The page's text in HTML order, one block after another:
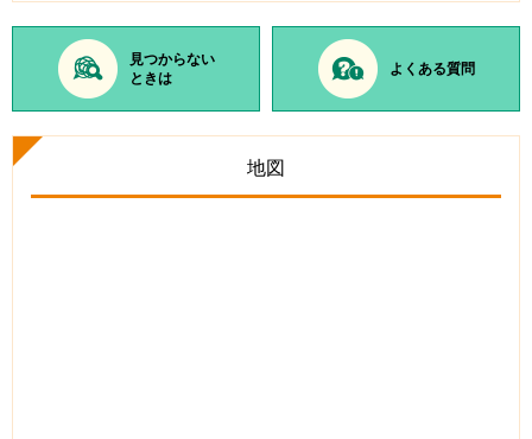
見つからない
ときは
よくある質問
地図